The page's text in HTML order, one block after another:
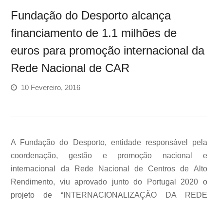
Fundação do Desporto alcança
financiamento de 1.1 milhões de
euros para promoção internacional da
Rede Nacional de CAR
10 Fevereiro, 2016
A Fundação do Desporto, entidade responsável pela
coordenação, gestão e promoção nacional e
internacional da Rede Nacional de Centros de Alto
Rendimento, viu aprovado junto do Portugal 2020 o
projeto de “INTERNACIONALIZAÇÃO DA REDE